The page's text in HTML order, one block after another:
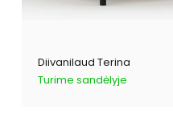
Diivanilaud Terina
Turime sandėlyje